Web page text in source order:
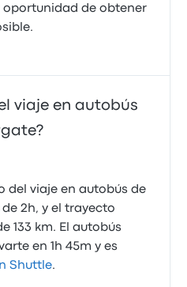
oportunidad de obtener
viaje en autobús
del viaje en autobús de
2h, y el trayecto
133 km. El autobús
en 1h 45m y es
Shuttle.